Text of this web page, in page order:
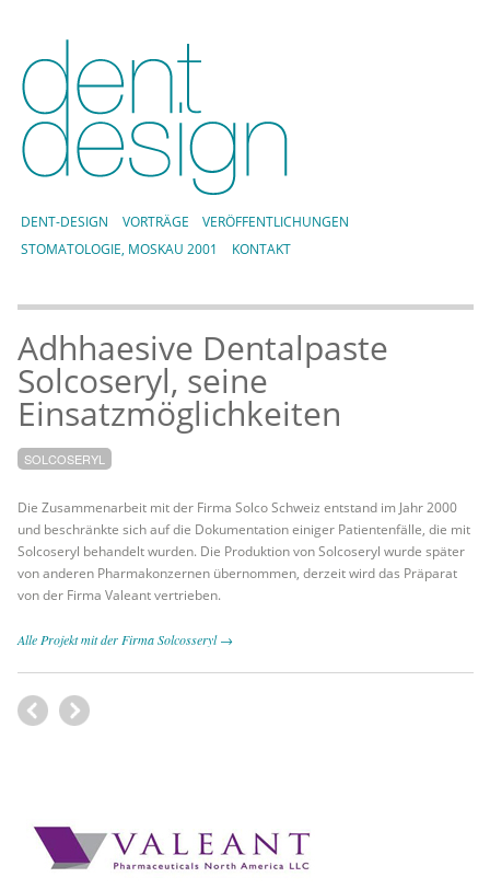
DENT-DESIGN VORTRÄGE
VERÖFFENTLICHUNGEN
STOMATOLOGIE, MOSKAU 2001
KONTAKT
Adhhaesive Dentalpaste
Solcoseryl, seine
Einsatzmöglichkeiten
SOLCOSERYL
Die Zusammenarbeit mit der Firma Solco Schweiz entstand im Jahr 2000
und beschränkte sich auf die Dokumentation einiger Patientenfälle, die mit
Solcoseryl behandelt wurden. Die Produktion von Solcoseryl wurde später
von anderen Pharmakonzernen übernommen, derzeit wird das Präparat
von der Firma Valeant vertrieben.
Alle Projekt mit der Firma Solcosseryl →